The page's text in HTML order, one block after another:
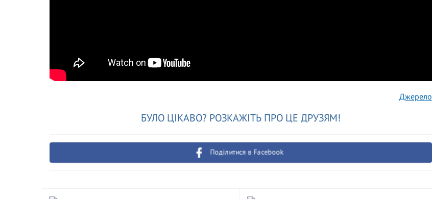
Джерело
БУЛО ЦІКАВО? РОЗКАЖІТЬ ПРО ЦЕ ДРУЗЯМ!
Поділитися в Facebook